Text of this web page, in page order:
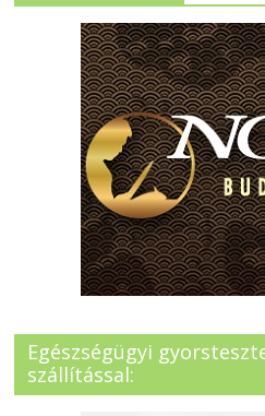
Egészségügyi
szállítással: